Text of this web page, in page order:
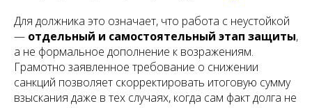
Для должника это означает, что работа с неустойкой
— отдельный и самостоятельный этап защиты,
а не формальное дополнение к возражениям.
Грамотно заявленное требование о снижении
санкций позволяет скорректировать итоговую сумму
взыскания даже в тех случаях, когда сам факт долга не